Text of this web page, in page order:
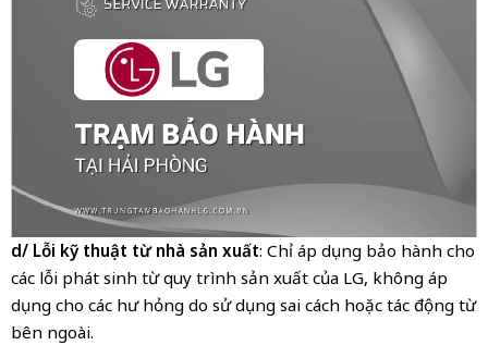
d/ Lỗi kỹ thuật từ nhà sản xuất: Chỉ áp dụng bảo hành cho
các lỗi phát sinh từ quy trình sản xuất của LG, không áp
dụng cho các hư hỏng do sử dụng sai cách hoặc tác động từ
bên ngoài.